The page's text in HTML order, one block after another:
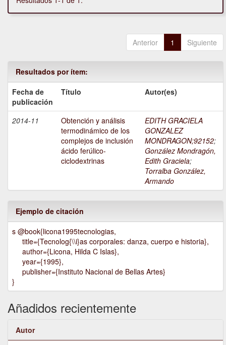
Anterior 1 Siguiente
Resultados por ítem:
Fecha de
publicación
Título Autor(es)
2014-11
Obtención y análisis
termodinámico de los
complejos de inclusión
ácido ferúlico-
ciclodextrinas
EDITH GRACIELA
GONZALEZ
MONDRAGON;92152;
González Mondragón,
Edith Graciela;
Torralba González,
Armando
Ejemplo de citación
s @book{licona1995tecnologias,
title={Tecnolog{\\i}as corporales: danza, cuerpo e historia},
author={Licona, Hilda C Islas},
year={1995},
publisher={Instituto Nacional de Bellas Artes}
}
Añadidos recientemente
Autor